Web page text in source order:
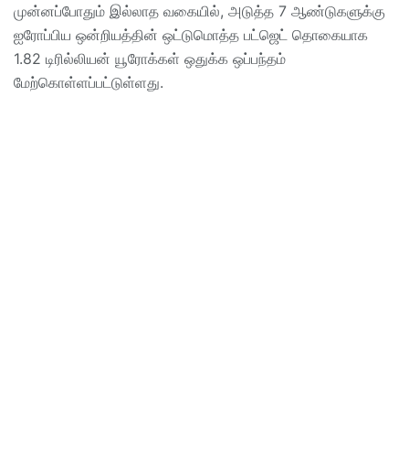
முன்னப்போதும் இல்லாத வகையில், அடுத்த 7 ஆண்டுகளுக்கு
ஐரோப்பிய ஒன்றியத்தின் ஒட்டுமொத்த பட்ஜெட் தொகையாக
1.82 டிரில்லியன் யூரோக்கள் ஒதுக்க ஒப்பந்தம்
மேற்கொள்ளப்பட்டுள்ளது.